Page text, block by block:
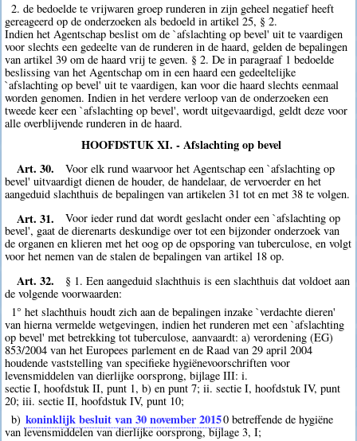
2. de bedoelde te vrijwaren groep runderen in zijn geheel negatief heeft
gereageerd op de onderzoeken als bedoeld in artikel 25, § 2.
Indien het Agentschap beslist om de `afslachting op bevel' uit te vaardigen
voor slechts een gedeelte van de runderen in de haard, gelden de bepalingen
van artikel 39 om de haard vrij te geven. § 2. De in paragraaf 1 bedoelde
beslissing van het Agentschap om in een haard een gedeeltelijke
`afslachting op bevel' uit te vaardigen, kan voor die haard slechts eenmaal
worden genomen. Indien in het verdere verloop van de onderzoeken een
tweede keer een `afslachting op bevel', wordt uitgevaardigd, geldt deze voor
alle overblijvende runderen in de haard.
HOOFDSTUK XI. - Afslachting op bevel
Art. 30.
Voor elk rund waarvoor het Agentschap een `afslachting op
bevel' uitvaardigt dienen de houder, de handelaar, de vervoerder en het
aangeduid slachthuis de bepalingen van artikelen 31 tot en met 38 te volgen.
Art. 31.
Voor ieder rund dat wordt geslacht onder een `afslachting op
bevel', gaat de dierenarts deskundige over tot een bijzonder onderzoek van
de organen en klieren met het oog op de opsporing van tuberculose, en volgt
voor het nemen van de stalen de bepalingen van artikel 18 op.
Art. 32.
§ 1. Een aangeduid slachthuis is een slachthuis dat voldoet aan
de volgende voorwaarden:
1° het slachthuis houdt zich aan de bepalingen inzake `verdachte dieren'
van hierna vermelde wetgevingen, indien het runderen met een `afslachting
op bevel' met betrekking tot tuberculose, aanvaardt: a) verordening (EG)
853/2004 van het Europees parlement en de Raad van 29 april 2004
houdende vaststelling van specifieke hygiënevoorschriften voor
levensmiddelen van dierlijke oorsprong, bijlage III: i.
sectie I, hoofdstuk II, punt 1, b) en punt 7; ii. sectie I, hoofdstuk IV, punt
20; iii. sectie II, hoofdstuk IV, punt 10;
b) koninklijk besluit van 30 november 20150betreffende de hygiëne
van levensmiddelen van dierlijke oorsprong, bijlage 3, I;